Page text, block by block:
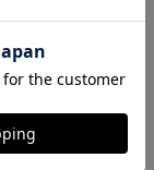
の選手が当たる